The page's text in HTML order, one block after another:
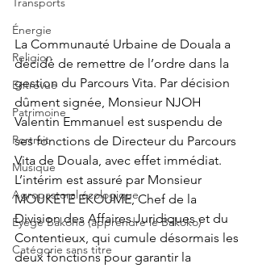
Énergie
Religion
Entrevue
Patrimoine
Portrait
Musique
Agropastoral écologique
Éyégé Bakóho (apprendre le Bakoko)
Catégorie sans titre
La Communauté Urbaine de Douala a
décidé de remettre de l’ordre dans la
gestion du Parcours Vita. Par décision
dûment signée, Monsieur NJOH
Valentin Emmanuel est suspendu de
ses fonctions de Directeur du Parcours
Vita de Douala, avec effet immédiat.
L’intérim est assuré par Monsieur
MOUKETE EKOUME, Chef de la
Division des Affaires Juridiques et du
Contentieux, qui cumule désormais les
deux fonctions pour garantir la